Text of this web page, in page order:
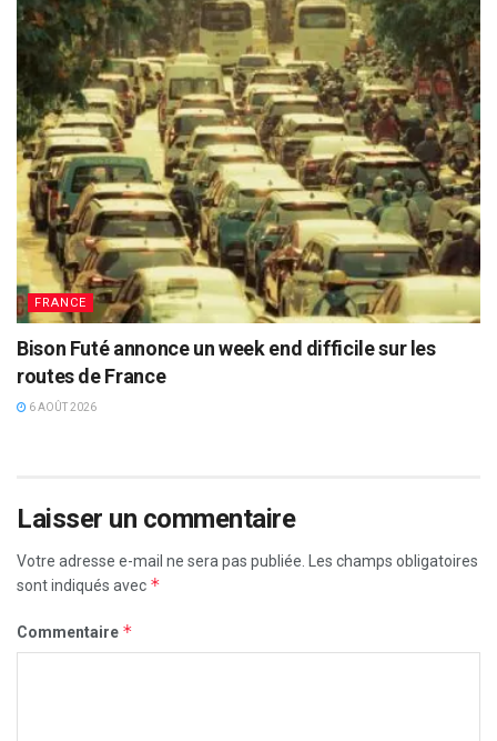
FRANCE
Bison Futé annonce un week end difficile sur les
routes de France
6 AOÛT 2026
Laisser un commentaire
Votre adresse e-mail ne sera pas publiée. Les champs obligatoires
sont indiqués avec *
Commentaire *